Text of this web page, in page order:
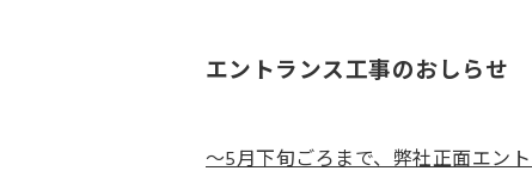
エントランス工事のおしらせ
～5月下旬ごろまで、弊社正面エン